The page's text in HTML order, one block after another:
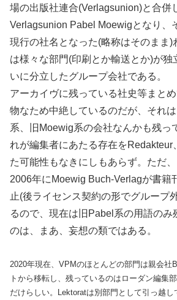
場の出版社連合(Verlagsunion)と合併
Verlagsunion Pabel Moewigとなり、
現行の社名となった(略称はそのまま)
は様々な部門(印刷とか輸送とか)が独
いに分立したグループ会社である。
アーカイヴに残っている社史等まと
物なため中絶しているのだが、それ
系、旧Moewig系の会社なんかも残っ
れが編集者にあたる存在をRedakteur
た可能性もなきにしもあらず。ただ
2006年にMoewig Buch-Verlagが書籍
止(後ライセンス契約の形でグループ
るので、現在は旧Pabel系の用語の
のは、まあ、妄想の類ではある。
2020年現在、VPMのほとんどの部門は親会社
トから移転し、残っているのはローダン編集
だけらしい。Lektoratは別部門として引っ越